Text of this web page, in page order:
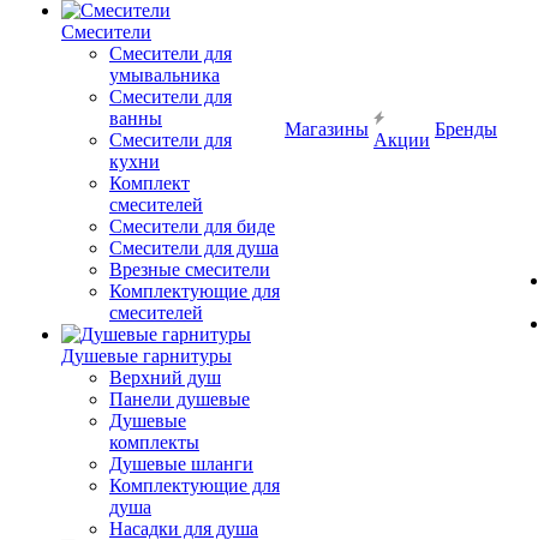
Смесители
Смесители для
умывальника
Смесители для
ванны
Смесители для
кухни
Комплект
смесителей
Смесители для биде
Смесители для душа
Врезные смесители
Комплектующие для
смесителей
Душевые гарнитуры
Верхний душ
Панели душевые
Душевые
комплекты
Душевые шланги
Комплектующие для
душа
Насадки для душа
Магазины
Акции
Бренды